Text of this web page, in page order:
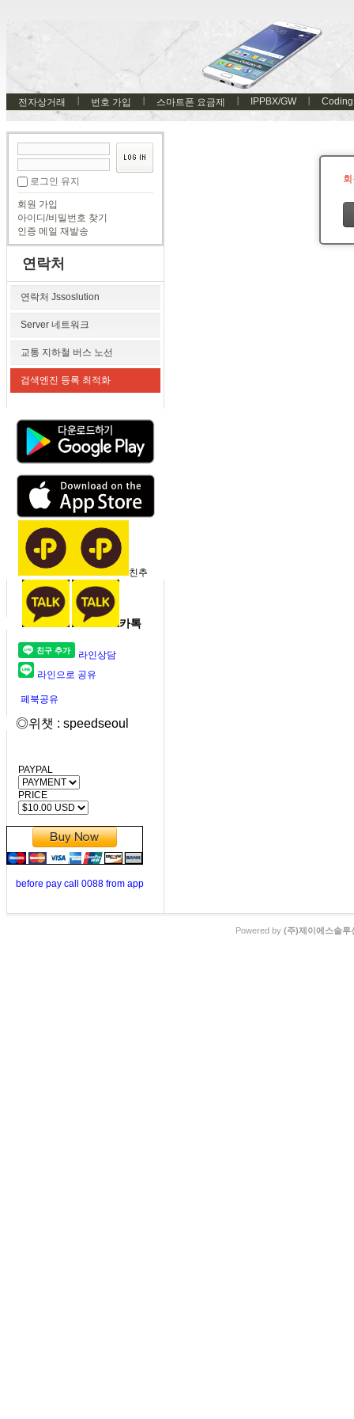
전자상거래 번호 가입 스마트폰 요금제 IPPBX/GW Coding
로그인 유지
회원 가입
아이디/비밀번호 찾기
인증 메일 재발송
연락처
연락처 Jssoslution
Server 네트워크
교통 지하철 버스 노선
검색엔진 등록 최적화
친추
카톡
라인상담
라인으로 공유
페북공유
◎위챗 : speedseoul
PAYPAL
PRICE
before pay call 0088 from app
Powered by (주)제이에스솔루